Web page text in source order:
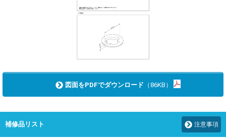
図面をPDFでダウンロード （86KB）
補修品リスト 注意事項